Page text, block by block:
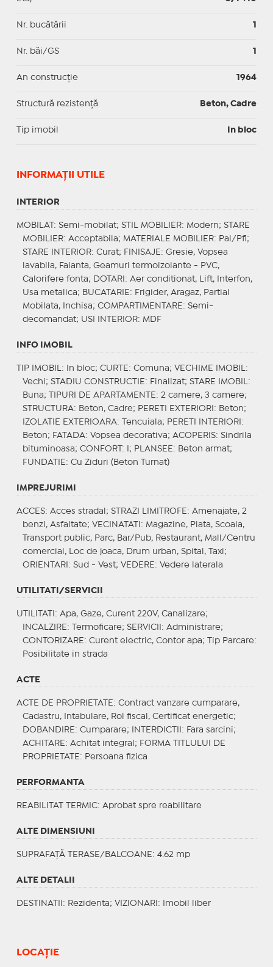
Nr. bucătării 1
Nr. băi/GS 1
An construcție 1964
Structură rezistență Beton, Cadre
Tip imobil In bloc
INFORMAŢII UTILE
INTERIOR
MOBILAT : Semi-mobilat; STIL MOBILIER: Modern; STARE
MOBILIER: Acceptabila; MATERIALE MOBILIER: Pal/Pfl;
STARE INTERIOR: Curat; FINISAJE : Gresie, Vopsea
lavabila, Faianta, Geamuri termoizolante - PVC,
Calorifere fonta;
DOTARI : Aer conditionat, Lift, Interfon,
Usa metalica; BUCATARIE : Frigider, Aragaz, Partial
Mobilata, Inchisa; COMPARTIMENTARE : Semi-
decomandat; USI INTERIOR: MDF
INFO IMOBIL
TIP IMOBIL : In bloc; CURTE : Comuna; VECHIME IMOBIL :
Vechi; STADIU CONSTRUCTIE : Finalizat; STARE IMOBIL :
Buna;
TIPURI DE APARTAMENTE : 2 camere, 3 camere;
STRUCTURA: Beton, Cadre; PERETI EXTERIORI : Beton;
IZOLATIE EXTERIOARA: Tencuiala; PERETI INTERIORI :
Beton; FATADA: Vopsea decorativa; ACOPERIS: Sindrila
bituminoasa; CONFORT : I; PLANSEE : Beton armat;
FUNDATIE : Cu Ziduri (Beton Turnat)
IMPREJURIMI
ACCES: Acces stradal; STRAZI LIMITROFE : Amenajate, 2
benzi, Asfaltate; VECINATATI : Magazine, Piata, Scoala,
Transport public, Parc, Bar/Pub, Restaurant, Mall/Centru
comercial, Loc de joaca, Drum urban, Spital, Taxi;
ORIENTARI : Sud - Vest; VEDERE : Vedere laterala
UTILITATI/SERVICII
UTILITATI : Apa, Gaze, Curent 220V, Canalizare;
INCALZIRE : Termoficare; SERVICII : Administrare;
CONTORIZARE : Curent electric, Contor apa; Tip Parcare:
Posibilitate in strada
ACTE
ACTE DE PROPRIETATE : Contract vanzare cumparare,
Cadastru, Intabulare, Rol fiscal, Certificat energetic;
DOBANDIRE : Cumparare; INTERDICTII : Fara sarcini;
ACHITARE : Achitat integral; FORMA TITLULUI DE
PROPRIETATE : Persoana fizica
PERFORMANTA
REABILITAT TERMIC: Aprobat spre reabilitare
ALTE DIMENSIUNI
SUPRAFAȚĂ TERASE/BALCOANE: 4.62 mp
ALTE DETALII
DESTINATII : Rezidenta; VIZIONARI : Imobil liber
LOCAȚIE